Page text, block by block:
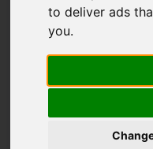
to deliver ads
you.
НОМЕР
0.12 KG